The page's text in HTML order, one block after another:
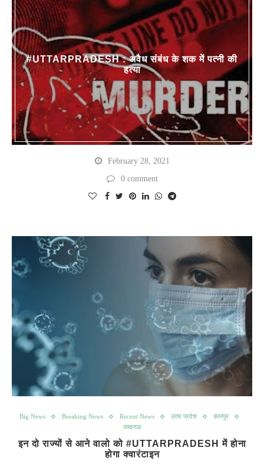
#UTTARPRADESH : अवैध संबंध के शक में पत्नी की
हत्या
February 28, 2021
0 comment
Big News Breaking News Recent News उत्तर प्रदेश
कानपुर
लखनऊ
इन दो राज्यों से आने वालो को #UTTARPRADESH में होना
होगा क्वारंटाइन